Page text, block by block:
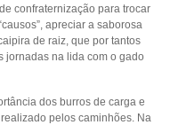
confraternização para trocar
apreciar a saborosa
de raiz, que por tantos
jornadas na lida com o gado
dos burros de carga e
pelos caminhões. Na